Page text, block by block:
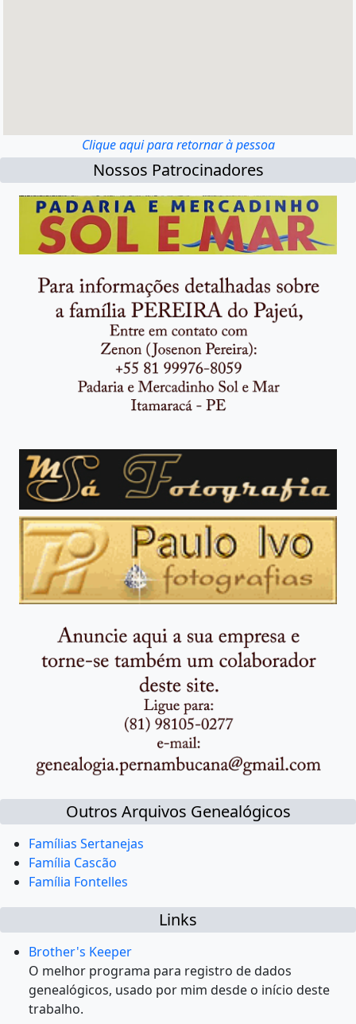
Clique aqui para retornar à pessoa
Nossos Patrocinadores
Outros Arquivos Genealógicos
Famílias Sertanejas
Família Cascão
Família Fontelles
Links
Brother's Keeper
O melhor programa para registro de dados
genealógicos, usado por mim desde o início deste
trabalho.